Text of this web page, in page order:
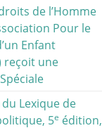
de l’Homme
Pour le
Enfant
reçoit une
Lexique de
5e édition,